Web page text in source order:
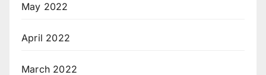
May 2022
April 2022
March 2022